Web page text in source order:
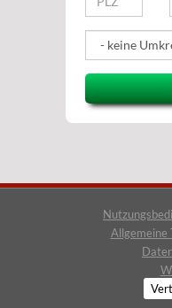
Allgemeine